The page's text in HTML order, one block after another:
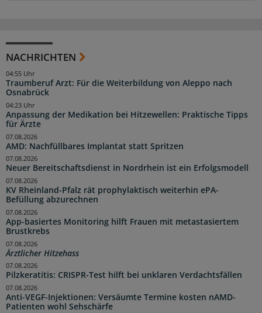
NACHRICHTEN
Traumberuf Arzt: Für die Weiterbildung von Aleppo nach
Osnabrück
04:55 Uhr
Anpassung der Medikation bei Hitzewellen: Praktische Tipps
für Ärzte
04:23 Uhr
AMD: Nachfüllbares Implantat statt Spritzen
07.08.2026
Neuer Bereitschaftsdienst in Nordrhein ist ein Erfolgsmodell
07.08.2026
KV Rheinland-Pfalz rät prophylaktisch weiterhin ePA-
Befüllung abzurechnen
07.08.2026
App-basiertes Monitoring hilft Frauen mit metastasiertem
Brustkrebs
07.08.2026
Ärztlicher Hitzehass
07.08.2026
Pilzkeratitis: CRISPR-Test hilft bei unklaren Verdachtsfällen
07.08.2026
Anti-VEGF-Injektionen: Versäumte Termine kosten nAMD-
Patienten wohl Sehschärfe
07.08.2026